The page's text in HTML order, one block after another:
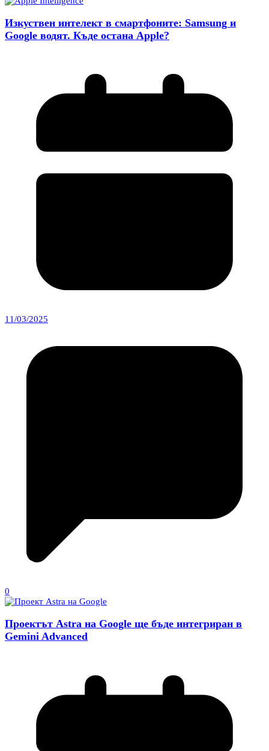
Изкуствен интелект в смартфоните: Samsung и
Google водят. Къде остана Apple?
11/03/2025
0
Проектът Astra на Google ще бъде интегриран в
Gemini Advanced